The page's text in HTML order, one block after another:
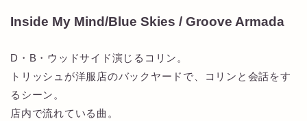
Inside My Mind/Blue Skies / Groove Armada
D・B・ウッドサイド演じるコリン。
トリッシュが洋服店のバックヤードで、コリンと会話をす
るシーン。
店内で流れている曲。